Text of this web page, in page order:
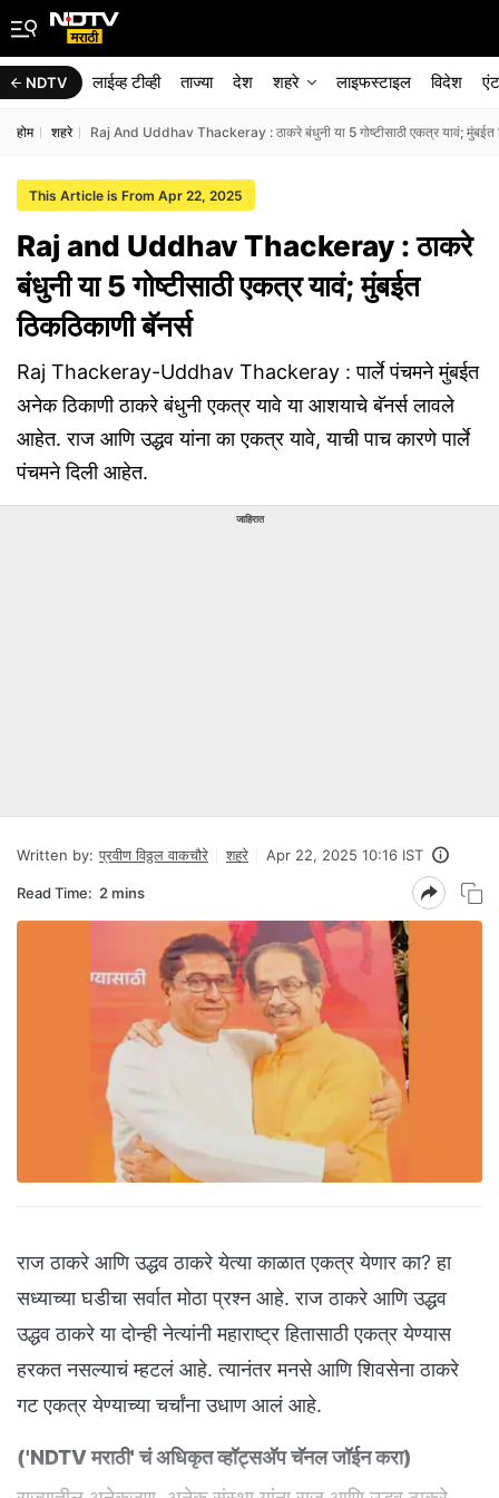
NDTV लाईव्ह टीव्ही ताज्या देश शहरे लाइफस्टाइल विदेश
होम शहरे Raj And Uddhav Thackeray : ठाकरे बंधुनी या 5 गोष्टीसाठी एकत्र यावं; मुंबईत
This Article is From Apr 22, 2025
Raj and Uddhav Thackeray : ठाकरे
बंधुनी या 5 गोष्टीसाठी एकत्र यावं; मुंबईत
ठिकठिकाणी बॅनर्स
Raj Thackeray-Uddhav Thackeray : पार्ले पंचमने मुंबईत
अनेक ठिकाणी ठाकरे बंधुनी एकत्र यावे या आशयाचे बॅनर्स लावले
आहेत. राज आणि उद्धव यांना का एकत्र यावे, याची पाच कारणे पार्ले
पंचमने दिली आहेत.
जाहिरात
Written by: प्रवीण विठ्ठल वाकचौरे शहरे Apr 22, 2025 10:16 IST
Read Time: 2 mins
राज ठाकरे आणि उद्धव ठाकरे येत्या काळात एकत्र येणार का? हा
सध्याच्या घडीचा सर्वात मोठा प्रश्न आहे. राज ठाकरे आणि उद्धव
उद्धव ठाकरे या दोन्ही नेत्यांनी महाराष्ट्र हितासाठी एकत्र येण्यास
हरकत नसल्याचं म्हटलं आहे. त्यानंतर मनसे आणि शिवसेना ठाकरे
गट एकत्र येण्याच्या चर्चांना उधाण आलं आहे.
('NDTV मराठी' चं अधिकृत व्हॉट्सअ‍ॅप चॅनल जॉईन करा)